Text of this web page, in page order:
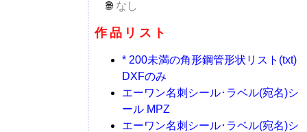
なし
作品リスト
* 200未満の角形鋼管形状リスト(txt)
DXFのみ
エーワン名刺シール･ラベル(宛名)シ
ール MPZ
エーワン名刺シール･ラベル(宛名)シ